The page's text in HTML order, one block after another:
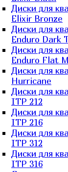
Диски для
Elixir Bronze
Диски для
Enduro Dark
Диски для
Enduro Flat
Диски для
Hurricane
Диски для
ITP 212
Диски для
ITP 216
Диски для
ITP 312
Диски для
ITP 316